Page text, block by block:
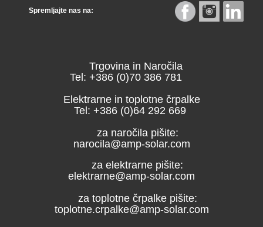
Spremljajte nas na:
Trgovina in Naročila
Tel: +386 (0)70 386 781
Elektrarne in toplotne črpalke
Tel: +386 (0)64 292 669
za naročila pišite:
narocila@amp-solar.com
za elektrarne pišite:
elektrarne@amp-solar.com
za toplotne črpalke pišite:
toplotne.crpalke@amp-solar.com